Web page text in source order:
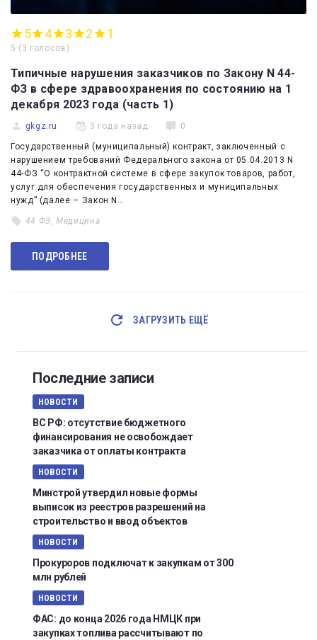
5 4 3 2 1
5 ( 3 голосов )
Типичные нарушения заказчиков по Закону N 44-
ФЗ в сфере здравоохранения по состоянию на 1
декабря 2023 года (часть 1)
gkgz.ru 3 года назад 0
Государственный (муниципальный) контракт, заключенный с
нарушением требований Федерального закона от 05.04.2013 N
44-ФЗ “О контрактной системе в сфере закупок товаров, работ,
услуг для обеспечения государственных и муниципальных
нужд” (далее – Закон N…
44 ФЗ,Медицина
ПОДРОБНЕЕ
ЗАГРУЗИТЬ ЕЩЁ
Последние записи
НОВОСТИ
ВС РФ: отсутствие бюджетного
финансирования не освобождает
заказчика от оплаты контракта
НОВОСТИ
Минстрой утвердил новые формы
выписок из реестров разрешений на
строительство и ввод объектов
НОВОСТИ
Прокуроров подключат к закупкам от 300
млн рублей
НОВОСТИ
ФАС: до конца 2026 года НМЦК при
закупках топлива рассчитывают по